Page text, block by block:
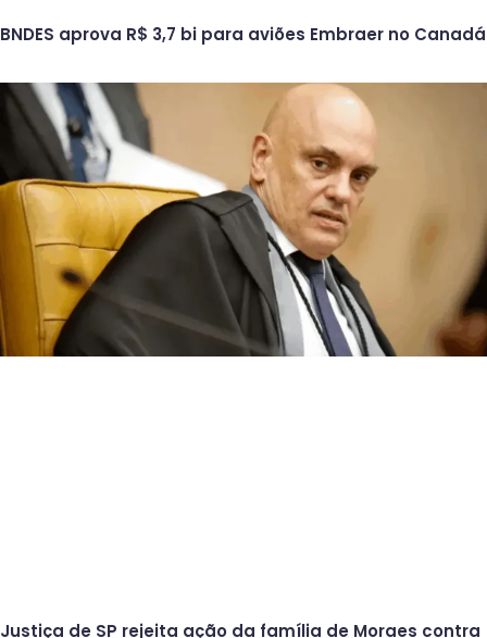
BNDES aprova R$ 3,7 bi para aviões Embraer no Canadá
Justiça de SP rejeita ação da família de Moraes contra